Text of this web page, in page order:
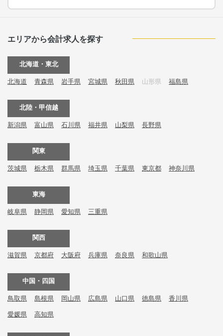
エリアから会計求人を探す
北海道・東北
北海道 青森県 岩手県 宮城県 秋田県 山形県 福島県
北陸・甲信越
新潟県 富山県 石川県 福井県 山梨県 長野県
関東
茨城県 栃木県 群馬県 埼玉県 千葉県 東京都 神奈川県
東海
岐阜県 静岡県 愛知県 三重県
関西
滋賀県 京都府 大阪府 兵庫県 奈良県 和歌山県
中国・四国
鳥取県 島根県 岡山県 広島県 山口県 徳島県 香川県
愛媛県 高知県